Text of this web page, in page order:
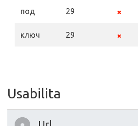
под 29
ключ 29
Usabilita